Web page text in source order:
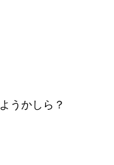
ようかしら？